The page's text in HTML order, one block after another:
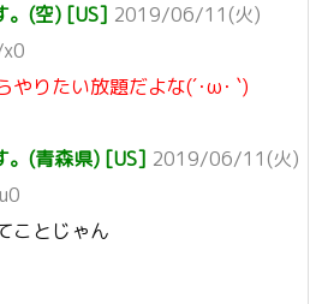
。(空) [US] 2019/06/11(火)
やりたい放題だよな(´･ω･ `)
。(青森県) [US] 2019/06/11(火)
ことじゃん